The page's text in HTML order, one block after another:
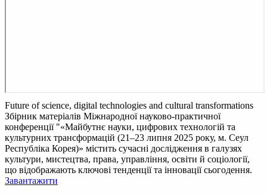
Future of science, digital technologies and cultural transformations
Збірник матеріалів Міжнародної науково-практичної
конференції "«Майбутнє науки, цифрових технологій та
культурних трансформацій (21–23 липня 2025 року, м. Сеул
Республіка Корея)» містить сучасні дослідження в галузях
культури, мистецтва, права, управління, освіти й соціології,
що відображають ключові тенденції та інновації сьогодення.
Завантажити